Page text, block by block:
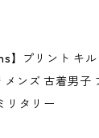
】プリント キ
メンズ 古着男子
リタリー